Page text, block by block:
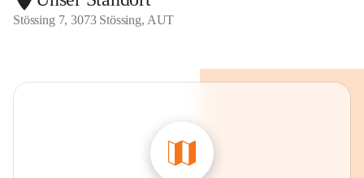
Stössing 7, 3073 Stössing, AUT